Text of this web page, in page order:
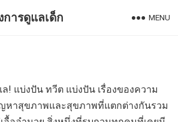
ารดูแลเด็ก MENU
! แบ่งปัน ทวีต แบ่งปัน เรื่องของความ
หาสุขภาพและสุขภาพที่แตกต่างกันรวม